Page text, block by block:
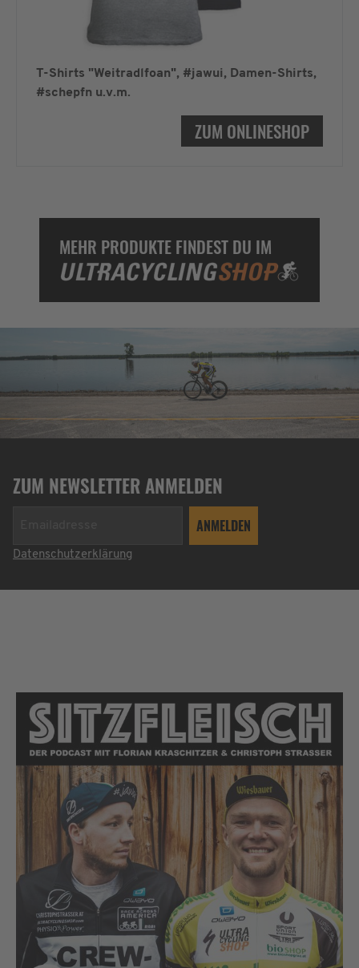
T-Shirts "Weitradlfoan", #jawui, Damen-Shirts,
#schepfn u.v.m.
ZUM ONLINESHOP
MEHR PRODUKTE FINDEST DU IM
ZUM NEWSLETTER ANMELDEN
Datenschutzerklärung